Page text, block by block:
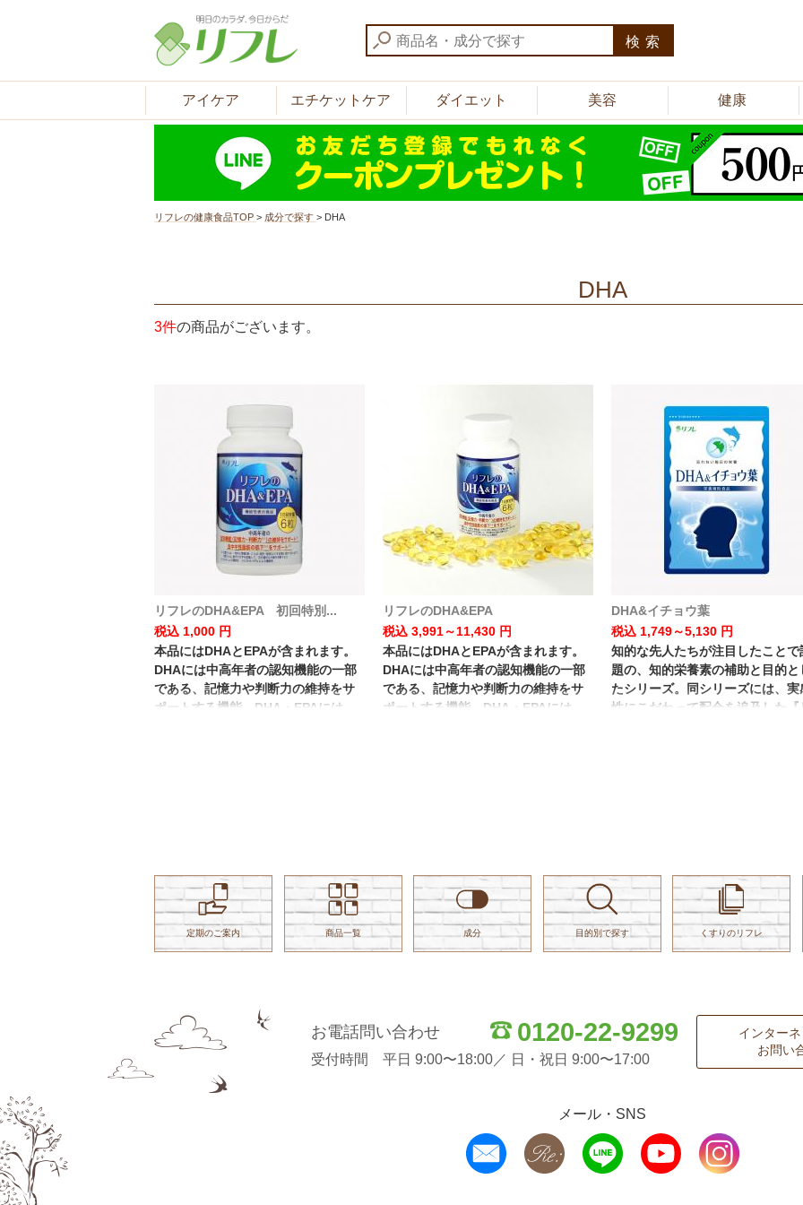
検索
アイケア エチケットケア ダイエット 美容 健康
リフレの健康食品TOP > 成分で探す > DHA
DHA
3件の商品がございます。
リフレのDHA&EPA 初回特別...
税込 1,000 円
本品にはDHAとEPAが含まれます。
DHAには中高年者の認知機能の一部
である、記憶力や判断力の維持をサ
ポートする機能、DHA・EPAには、
リフレのDHA&EPA
税込 3,991～11,430 円
本品にはDHAとEPAが含まれます。
DHAには中高年者の認知機能の一部
である、記憶力や判断力の維持をサ
ポートする機能、DHA・EPAには、
DHA&イチョウ葉
税込 1,749～5,130 円
知的な先人たちが注目したことで
題の、知的栄養素の補助と目的と
たシリーズ。同シリーズには、実
性にこだわって配合を追及した『
定期のご案内 商品一覧 成分 目的別で探す くすりのリフレ
お電話問い合わせ 0120-22-9299
受付時間 平日 9:00〜18:00／ 日・祝日 9:00〜17:00
インター
お問い
メール・SNS